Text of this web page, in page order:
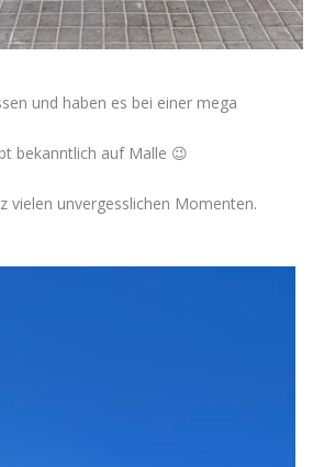
und haben es bei einer mega
bekanntlich auf Malle 😉
vielen unvergesslichen Momenten.